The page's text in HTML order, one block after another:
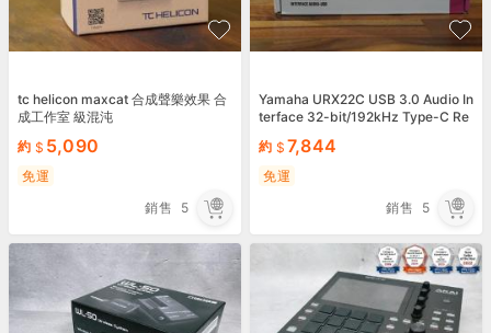
tc helicon maxcat 合成聲樂效果 合
成工作室 級混沌
約
5,090
免運
銷售
5
Yamaha URX22C USB 3.0 Audio In
terface 32-bit/192kHz Type-C Re
約 7,844
免運
銷售
5